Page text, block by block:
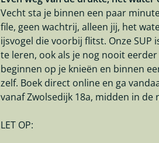
Vecht sta je binnen een paar
file, geen wachtrij, alleen jij, het
ijsvogel die voorbij flitst. Onze SUP
te leren, ook als je nog nooit
beginnen op je knieën en binnen
zelf. Boek direct online en ga
vanaf Zwolsedijk 18a, midden in de
LET OP: